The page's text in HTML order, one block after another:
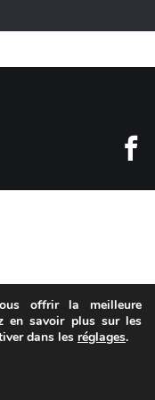
offrir la meilleure
en savoir plus sur les
dans les réglages.
bannière des cookies